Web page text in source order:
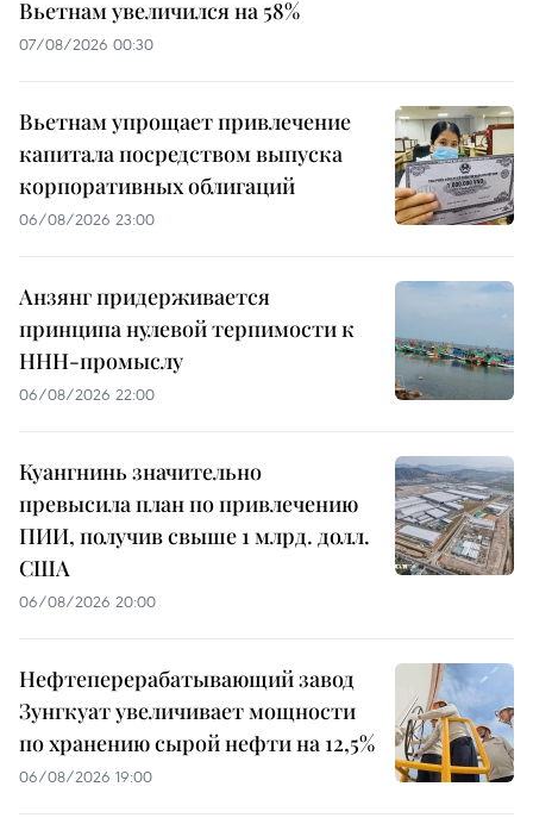
Вьетнам увеличился на 58%
07/08/2026 00:30
Вьетнам упрощает привлечение
капитала посредством выпуска
корпоративных облигаций
06/08/2026 23:00
Анзянг придерживается
принципа нулевой терпимости к
ННН-промыслу
06/08/2026 22:00
Куангнинь значительно
превысила план по привлечению
ПИИ, получив свыше 1 млрд. долл.
США
06/08/2026 20:00
Нефтеперерабатывающий завод
Зунгкуат увеличивает мощности
по хранению сырой нефти на 12,5%
06/08/2026 19:00